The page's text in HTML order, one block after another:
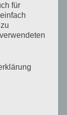
im
Tage darauf
kam
für